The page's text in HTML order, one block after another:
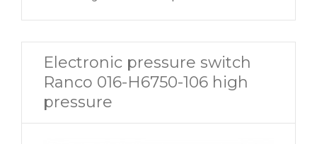
Electronic pressure switch
Ranco 016-H6750-106 high
pressure